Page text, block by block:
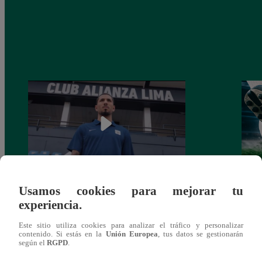
Alianza Lima: así anunció a Sergio Peña
como nuevo fichaje para el Torneo
Usamos cookies para mejorar tu
experiencia.
Este sitio utiliza cookies para analizar el tráfico y personalizar
contenido. Si estás en la Unión Europea, tus datos se gestionarán
según el RGPD.